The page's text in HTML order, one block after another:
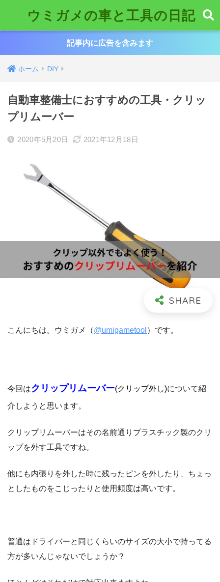
ウミガメの車と工具の日記
記事内に広告を含みます
ホーム DIY
自動車整備士におすすめの工具・クリッ
プリムーバー
2020年5月20日 2021年12月18日
こんにちは。ウミガメ（@umigametool ）です。
今回はクリップリムーバー(クリップ外し)について紹
介しようと思います。
クリップリムーバーはその名前通りプラスチック製のクリ
ップを外す工具ですね。
他にも内張りを外した時に残ったピンを外したり、ちょっ
としたものをこじったりと使用頻度は高いです。
普通はドライバーと同じくらいのサイズの大小で持ってる
方が多いんじゃないでしょうか？